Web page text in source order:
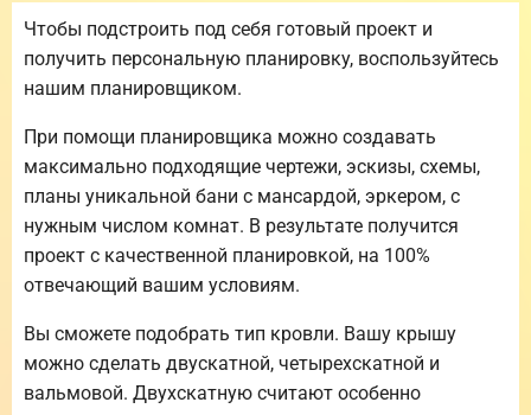
Чтобы подстроить под себя готовый проект и
получить персональную планировку, воспользуйтесь
нашим планировщиком.
При помощи планировщика можно создавать
максимально подходящие чертежи, эскизы, схемы,
планы уникальной бани с мансардой, эркером, с
нужным числом комнат. В результате получится
проект с качественной планировкой, на 100%
отвечающий вашим условиям.
Вы сможете подобрать тип кровли. Вашу крышу
можно сделать двускатной, четырехскатной и
вальмовой. Двухскатную считают особенно